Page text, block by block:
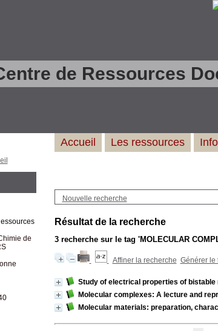
de Ressources
Nouvelle recherche
Résultat de la recherche
3recherche sur le tag 'MOLECULAR
Affiner la recherche Générer le
Study of electrical properties of
Molecular complexes: A lecture and
Molecular materials: preparation,
Accueil Les ressources
de